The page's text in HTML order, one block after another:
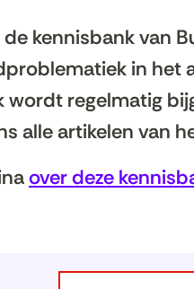
kennisbank van
in het
wordt regelmatig
alle artikelen van
over deze